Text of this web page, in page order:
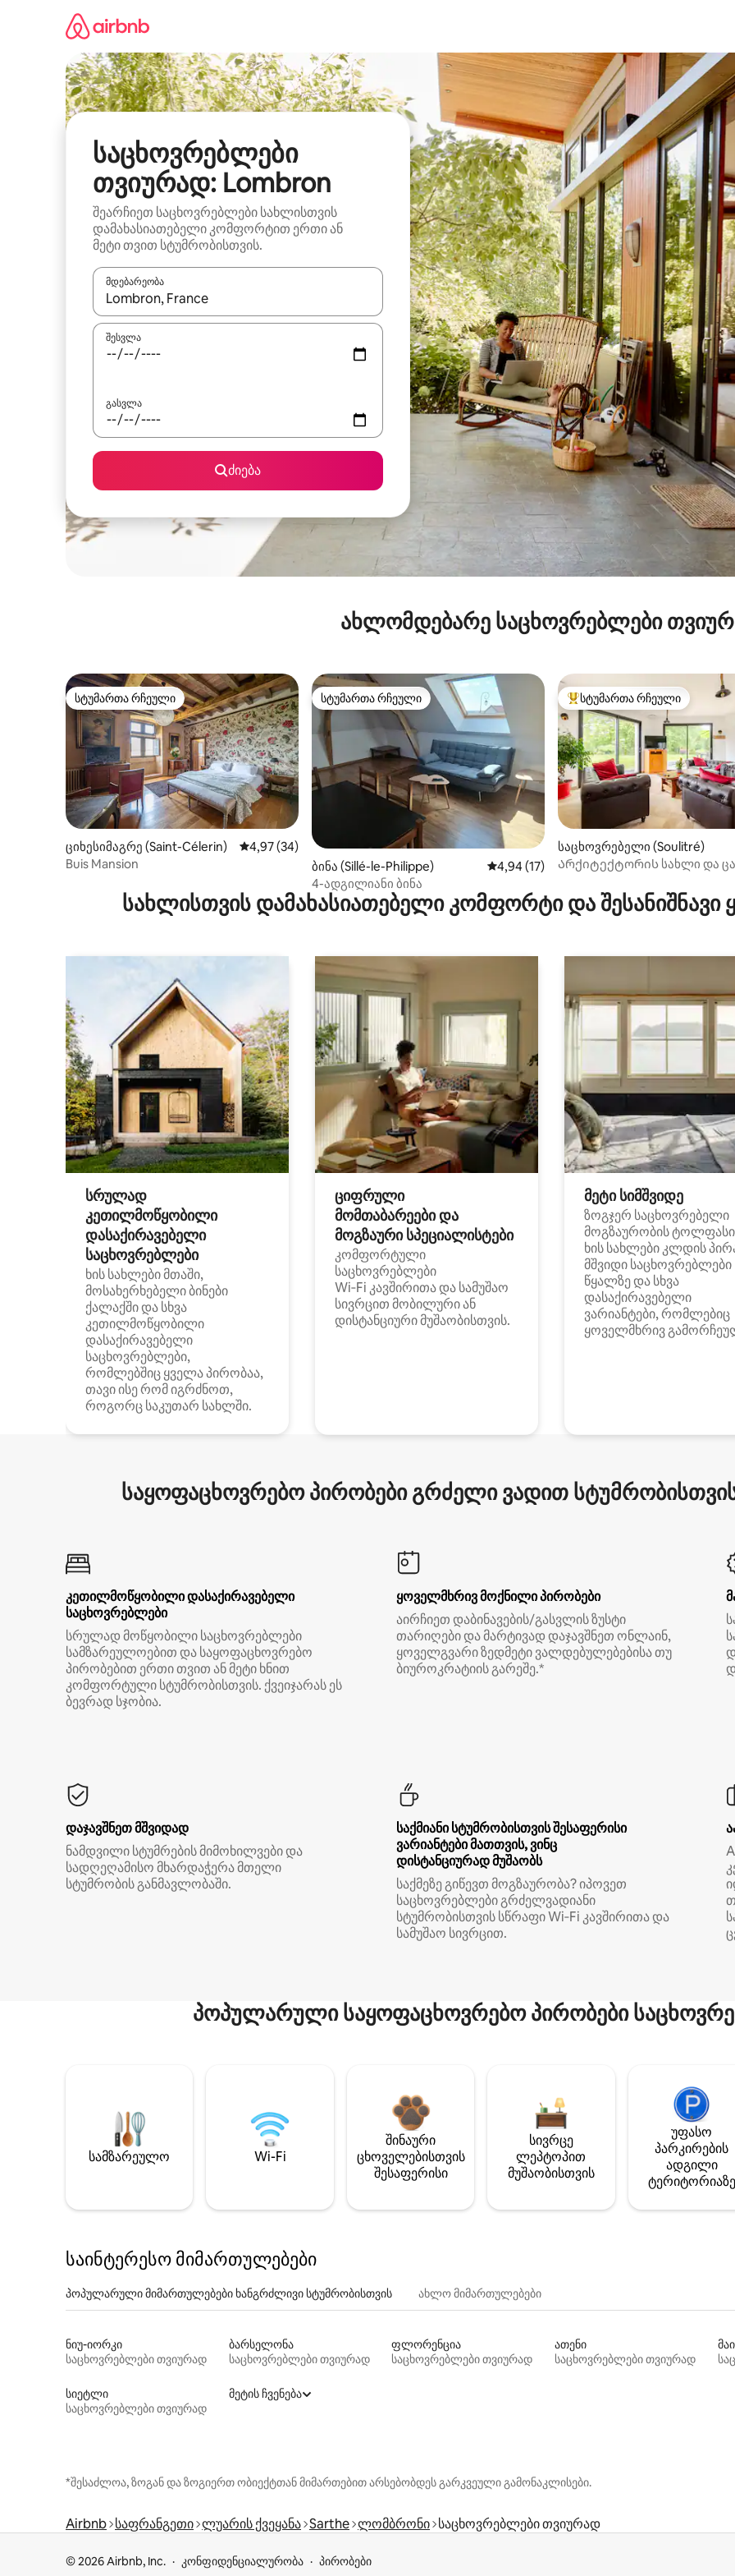
საცხოვრებლები
თვიურად: Lombron
შეარჩიეთ საცხოვრებლები სახლისთვის
დამახასიათებელი კომფორტით ერთი ან
მეტი თვით სტუმრობისთვის.
მდებარეობა
როცა შედეგები ხელმისაწვდომი გახდება, ნავიგაციისთვის გამოიყენეთ კლავიშები ზემოთ/ქვემოთ მიმართული ისრებით
შესვლა
გასვლა
ძიება
ახლომდებარე საცხოვრებლები
სტუმართა რჩეული
სტუმართა რჩეული
ციხესიმაგრე (Saint-Célerin) საშუალო შეფასებაა 5‑დან 4,97, 34 მიმოხილვა
4,97 (34)
Buis Mansion
სტუმართა რჩეული
სტუმართა რჩეული
ბინა (Sillé-le-Philippe) საშუალო შეფასებაა 5‑დან 4,94, 17
4,94 (17)
4-ადგილიანი ბინა
სტუმართა რჩეული მოწინავე
სტუმართა რჩეული
საცხოვრებელი (Soulitré)
Არქიტექტორის სახლი და
სახლისთვის დამახასიათებელი კომფორტი და
სრულად
კეთილმოწყობილი
დასაქირავებელი
საცხოვრებლები
ხის სახლები მთაში,
მოსახერხებელი ბინები
ქალაქში და სხვა
კეთილმოწყობილი
დასაქირავებელი
საცხოვრებლები,
რომლებშიც ყველა პირობაა,
თავი ისე რომ იგრძნოთ,
როგორც საკუთარ სახლში.
ციფრული
მომთაბარეები და
მოგზაური სპეციალისტები
კომფორტული
საცხოვრებლები
Wi‑Fi კავშირითა და სამუშაო
სივრცით მობილური ან
დისტანციური მუშაობისთვის.
მეტი სიმშვიდე
ზოგჯერ საცხოვრებელი
მოგზაურობის
ხის სახლები კლდის
მშვიდი საცხოვრებლები
წყალზე და სხვა
დასაქირავებელი
ვარიანტები, რომლებიც
ყოველმხრივ
საყოფაცხოვრებო პირობები გრძელი ვადით
კეთილმოწყობილი დასაქირავებელი
საცხოვრებლები
სრულად მოწყობილი საცხოვრებლები
სამზარეულოებით და საყოფაცხოვრებო
პირობებით ერთი თვით ან მეტი ხნით
კომფორტული სტუმრობისთვის. ქვეიჯარას ეს
ბევრად სჯობია.
ყოველმხრივ მოქნილი პირობები
აირჩიეთ დაბინავების/გასვლის ზუსტი
თარიღები და მარტივად დაჯავშნეთ ონლაინ,
ყოველგვარი ზედმეტი ვალდებულებებისა თუ
ბიუროკრატიის გარეშე.*
დაჯავშნეთ მშვიდად
ნამდვილი სტუმრების მიმოხილვები და
სადღეღამისო მხარდაჭერა მთელი
სტუმრობის განმავლობაში.
საქმიანი სტუმრობისთვის შესაფერისი
ვარიანტები მათთვის, ვინც
დისტანციურად მუშაობს
საქმეზე გიწევთ მოგზაურობა? იპოვეთ
საცხოვრებლები გრძელვადიანი
სტუმრობისთვის სწრაფი Wi‑Fi კავშირითა და
სამუშაო სივრცით.
პოპულარული საყოფაცხოვრებო პირობები
სამზარეულო Wi-Fi
შინაური
ცხოველებისთვის
შესაფერისი
სივრცე
ლეპტოპით
მუშაობისთვის
უფასო
პარკირების
ადგილი
ტერიტორიაზე
საინტერესო მიმართულებები
პოპულარული მიმართულებები ხანგრძლივი სტუმრობისთვის ახლო მიმართულებები
ნიუ-იორკი
საცხოვრებლები თვიურად
ბარსელონა
საცხოვრებლები თვიურად
ფლორენცია
საცხოვრებლები თვიურად
ათენი
საცხოვრებლები თვიურად
სიეტლი
საცხოვრებლები თვიურად
მეტის ჩვენება
*შესაძლოა, ზოგან და ზოგიერთ ობიექტთან მიმართებით არსებობდეს გარკვეული გამონაკლისები.
Airbnb საფრანგეთი ლუარის ქვეყანა Sarthe ლომბრონი საცხოვრებლები თვიურად
© 2026 Airbnb, Inc. კონფიდენციალურობა პირობები